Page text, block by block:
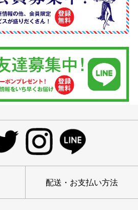
配送・お支払い方法